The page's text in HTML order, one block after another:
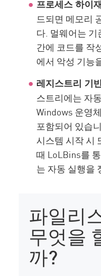
프로세스 하이
드되면 메모리
다. 멀웨어는
간에 코드를 작
에서 악성 기능
레지스트리 기
스트리에는 자
Windows 운영
포함되어 있습
시스템 시작 시
때 LoLBins를
는 자동 실행을
파일리
무엇을
까?